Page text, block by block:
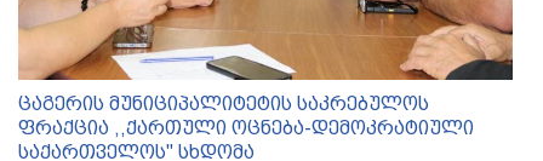
ცაგერის მუნიციპალიტეტის საკრებულოს
ფრაქცია ,,ქართული ოცნება-დემოკრატიული
საქართველოს'' სხდომა